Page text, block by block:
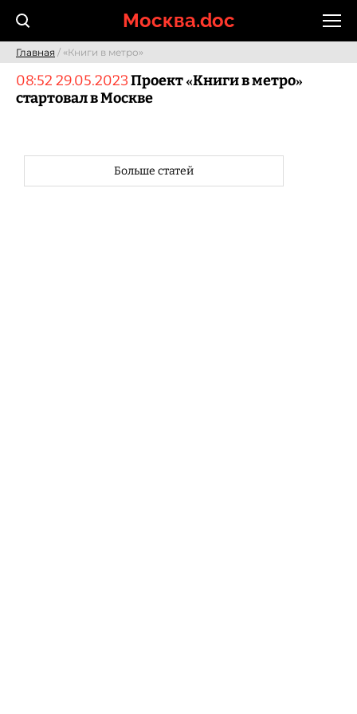
Москва.doc
Главная / «Книги в метро»
08:52 29.05.2023Проект «Книги в метро»
стартовал в Москве
Больше статей